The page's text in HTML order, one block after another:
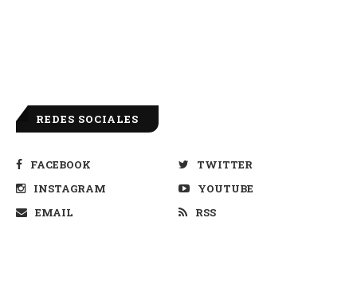
REDES SOCIALES
FACEBOOK
TWITTER
INSTAGRAM
YOUTUBE
EMAIL
RSS